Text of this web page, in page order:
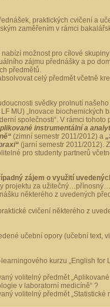
praktických cvičení a
zaměřením v rámci
nabízí možnost pro cílové
zájmu přednášky a po
předmětů.
celý předmět včetně
svědky prolnutí
MU) „Inovace biochemických
společnosti“. V rámci tohoto
instrumentální a
(zimní semestr 2011/2012) a
(jarní semestr 2011/2012).
pro studenty partnerů
zájem o využití
projektu za
některého z uvedených
cvičení některého z
učební opory (učební text,
kurzu „English for
volitelný předmět „Aplikované
v laboratorní medicíně“ ?
volitelný předmět „Statistické